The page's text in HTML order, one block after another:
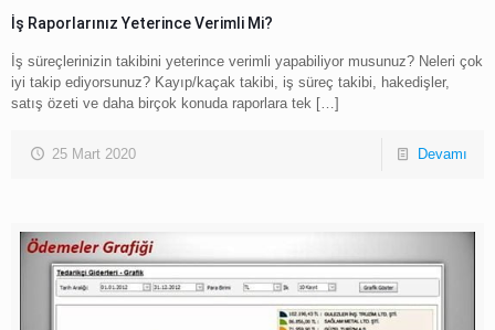
İş Raporlarınız Yeterince Verimli Mi?
İş süreçlerinizin takibini yeterince verimli yapabiliyor musunuz? Neleri çok
iyi takip ediyorsunuz? Kayıp/kaçak takibi, iş süreç takibi, hakedişler,
satış özeti ve daha birçok konuda raporlara tek […]
25 Mart 2020 Devamı